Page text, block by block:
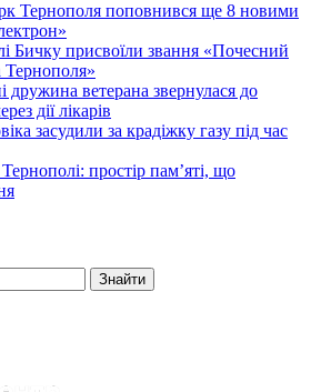
Тернополя поповнився ще 8 новими
Бичку присвоїли звання «Почесний
Тернополя»
дружина ветерана звернулася до
дії лікарів
засудили за крадіжку газу під час
простір пам’яті, що
Знайти